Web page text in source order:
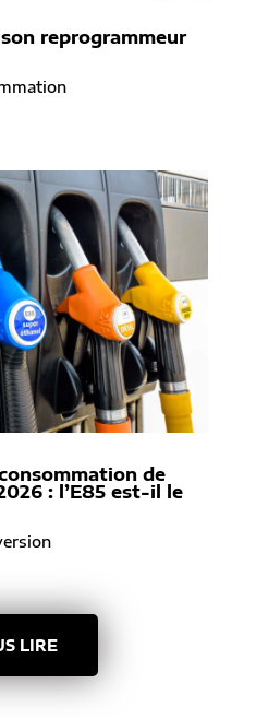
reprogrammeur
de
: l’E85 est-il le
LIRE